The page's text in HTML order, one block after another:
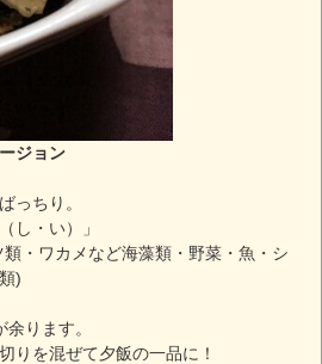
ジョン
っちり。
し・い）」
・ワカメなど海藻類・野菜・魚・シ
)
ります。
りを混ぜて夕飯の一品に！